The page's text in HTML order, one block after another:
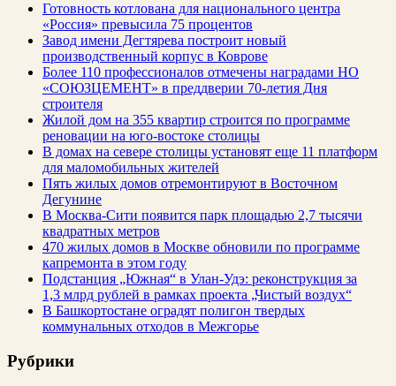
Готовность котлована для национального центра
«Россия» превысила 75 процентов
Завод имени Дегтярева построит новый
производственный корпус в Коврове
Более 110 профессионалов отмечены наградами НО
«СОЮЗЦЕМЕНТ» в преддверии 70-летия Дня
строителя
Жилой дом на 355 квартир строится по программе
реновации на юго-востоке столицы
В домах на севере столицы установят еще 11 платформ
для маломобильных жителей
Пять жилых домов отремонтируют в Восточном
Дегунине
В Москва-Сити появится парк площадью 2,7 тысячи
квадратных метров
470 жилых домов в Москве обновили по программе
капремонта в этом году
Подстанция „Южная“ в Улан‑Удэ: реконструкция за
1,3 млрд рублей в рамках проекта „Чистый воздух“
В Башкортостане оградят полигон твердых
коммунальных отходов в Межгорье
Рубрики